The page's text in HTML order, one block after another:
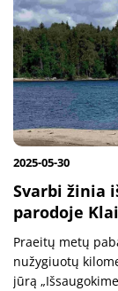
2025-05-30
Svarbi žinia
parodoje
Praeitų metų
nužygiuotų
jūrą